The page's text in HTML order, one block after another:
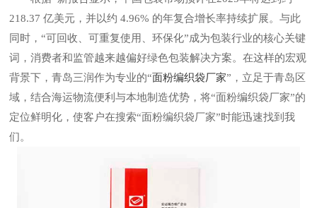
218.37 亿美元，并以约 4.96% 的年复合增长率持续扩展。与此
同时，“可回收、可重复使用、环保化”成为包装行业的核心关键
词，消费者和监管越来越偏好绿色包装解决方案。在这样的宏观
背景下，青岛三润作为专业的“面粉编织袋厂家”，立足于青岛区
域，结合海运物流便利与本地制造优势，将“面粉编织袋厂家”的
定位鲜明化，使客户在搜索“面粉编织袋厂家”时能迅速找到我
们。